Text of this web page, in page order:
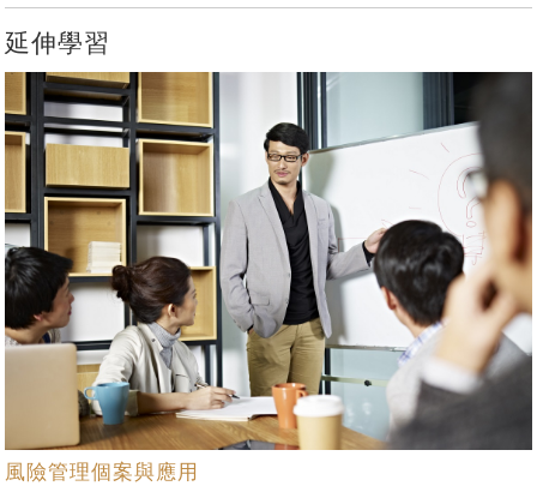
延伸學習
風險管理個案與應用